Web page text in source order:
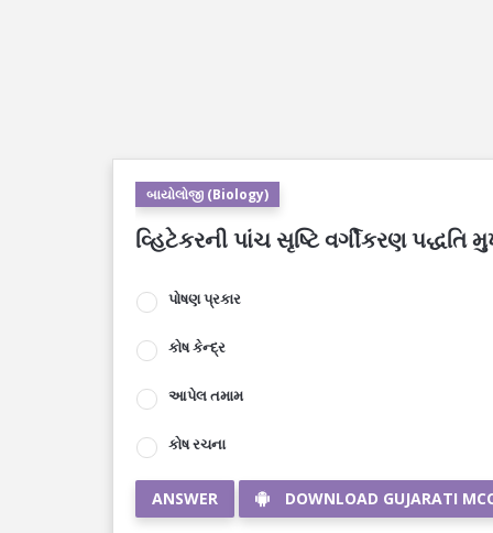
બાયોલોજી (Biology)
વ્હિટેકરની પાંચ સૃષ્ટિ વર્ગીકરણ
પોષણ પ્રકાર
કોષ કેન્દ્ર
આપેલ તમામ
કોષ રચના
ANSWER DOWNLOAD GUJARATI